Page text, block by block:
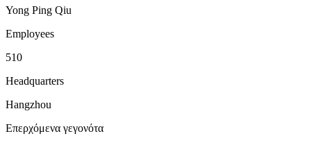
Yong Ping Qiu
Employees
510
Headquarters
Hangzhou
Επερχόμενα γεγονότα